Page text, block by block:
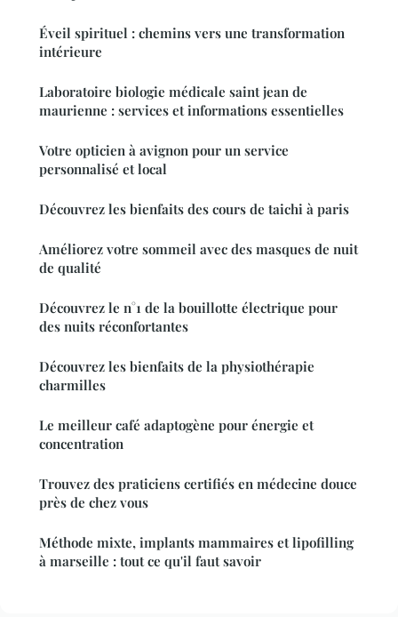
Éveil spirituel : chemins vers une transformation
intérieure
Laboratoire biologie médicale saint jean de
maurienne : services et informations essentielles
Votre opticien à avignon pour un service
personnalisé et local
Découvrez les bienfaits des cours de taichi à paris
Améliorez votre sommeil avec des masques de nuit
de qualité
Découvrez le n°1 de la bouillotte électrique pour
des nuits réconfortantes
Découvrez les bienfaits de la physiothérapie
charmilles
Le meilleur café adaptogène pour énergie et
concentration
Trouvez des praticiens certifiés en médecine douce
près de chez vous
Méthode mixte, implants mammaires et lipofilling
à marseille : tout ce qu'il faut savoir